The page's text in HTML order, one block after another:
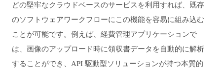
どの堅牢なクラウドベースのサービスを利用すれば、既存
のソフトウェアワークフローにこの機能を容易に組み込む
ことが可能です。例えば、経費管理アプリケーションで
は、画像のアップロード時に領収書データを自動的に解析
することができ、API 駆動型ソリューションが持つ本質的